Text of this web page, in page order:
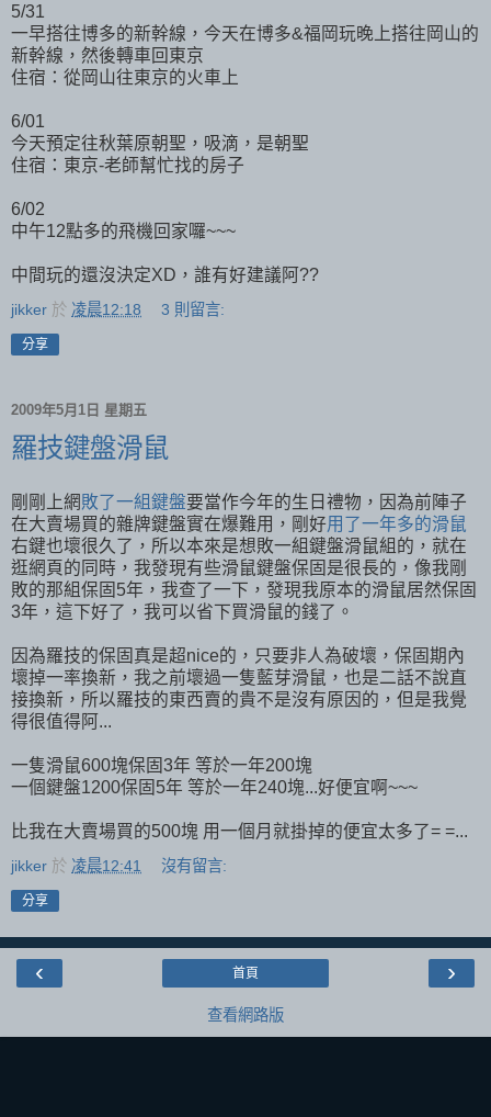
5/31
一早搭往博多的新幹線，今天在博多&福岡玩晚上搭往岡山的
新幹線，然後轉車回東京
住宿：從岡山往東京的火車上
6/01
今天預定往秋葉原朝聖，吸滴，是朝聖
住宿：東京-老師幫忙找的房子
6/02
中午12點多的飛機回家囉~~~
中間玩的還沒決定XD，誰有好建議阿??
jikker 於 凌晨12:18 3 則留言:
分享
2009年5月1日 星期五
羅技鍵盤滑鼠
剛剛上網敗了一組鍵盤要當作今年的生日禮物，因為前陣子
在大賣場買的雜牌鍵盤實在爆難用，剛好用了一年多的滑鼠
右鍵也壞很久了，所以本來是想敗一組鍵盤滑鼠組的，就在
逛網頁的同時，我發現有些滑鼠鍵盤保固是很長的，像我剛
敗的那組保固5年，我查了一下，發現我原本的滑鼠居然保固
3年，這下好了，我可以省下買滑鼠的錢了。
因為羅技的保固真是超nice的，只要非人為破壞，保固期內
壞掉一率換新，我之前壞過一隻藍芽滑鼠，也是二話不說直
接換新，所以羅技的東西賣的貴不是沒有原因的，但是我覺
得很值得阿...
一隻滑鼠600塊保固3年 等於一年200塊
一個鍵盤1200保固5年 等於一年240塊...好便宜啊~~~
比我在大賣場買的500塊 用一個月就掛掉的便宜太多了= =...
jikker 於 凌晨12:41 沒有留言:
分享
‹ ›
首頁
查看網路版